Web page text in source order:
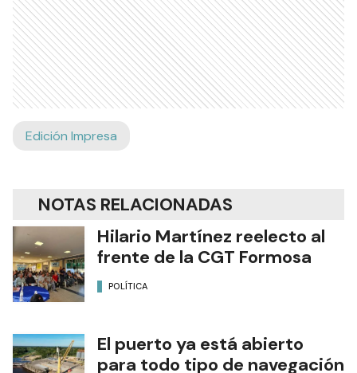
Edición Impresa
NOTAS RELACIONADAS
Hilario Martínez reelecto al
frente de la CGT Formosa
POLÍTICA
El puerto ya está abierto
para todo tipo de navegación